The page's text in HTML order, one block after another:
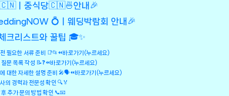
ㅣ중식당🇨🇳🍜안내🎉
💍ㅣ웨딩박람회 안내🎉
크리스트와 꿀팁 🎓✨
필요한 서류 준비 📑📂⏪바로가기(누르세요)
문 목록 작성 📝❓⏪바로가기(누르세요)
대한 자세한 설명 준비 🎤🗣️⏪바로가기(누르세요)
의 경력과 전문성 확인 🔍🏅
추가 문의 방법 확인 📞📧